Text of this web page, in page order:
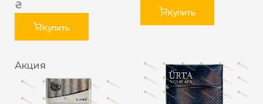
₴
Купить
Купить
Акция